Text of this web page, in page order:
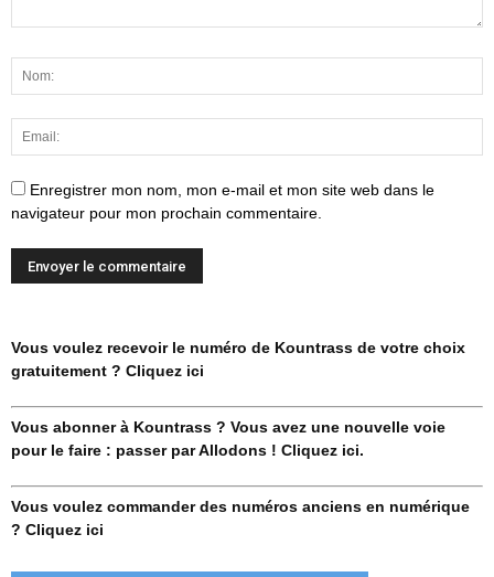
Enregistrer mon nom, mon e-mail et mon site web dans le
navigateur pour mon prochain commentaire.
Vous voulez recevoir le numéro de Kountrass de votre choix
gratuitement ? Cliquez ici
Vous abonner à Kountrass ? Vous avez une nouvelle voie
pour le faire : passer par Allodons ! Cliquez ici.
Vous voulez commander des numéros anciens en numérique
? Cliquez ici